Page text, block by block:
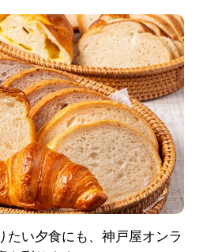
たい夕食にも、神戸屋オンラ